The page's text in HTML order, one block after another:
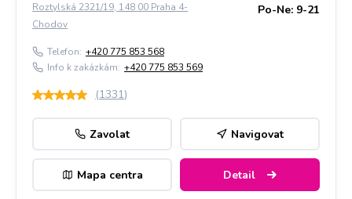
Roztylská 2321/19, 148 00 Praha 4-
Chodov
Po-Ne: 9-21
Telefon: +420 775 853 568
Info k zakázkám: +420 775 853 569
(1331)
Zavolat Navigovat
Mapa centra Detail